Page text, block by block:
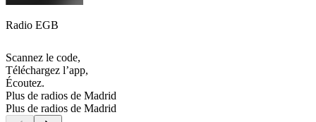
Radio EGB
Scannez le code,
Téléchargez l’app,
Écoutez.
Plus de radios de Madrid
Plus de radios de Madrid